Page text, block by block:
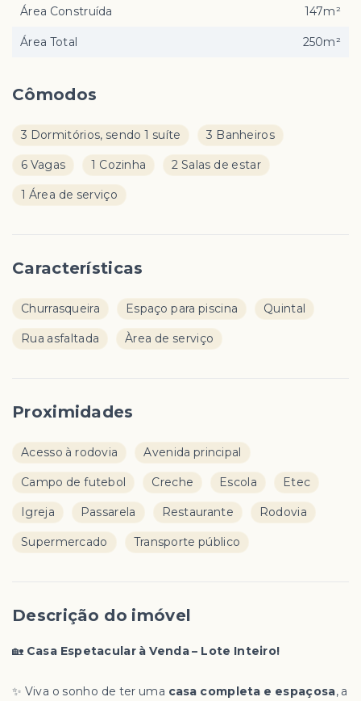
Cômodos
3 Dormitórios, sendo 1 suíte 3 Banheiros
6 Vagas 1 Cozinha 2 Salas de estar
1 Área de serviço
Características
Churrasqueira Espaço para piscina Quintal
Rua asfaltada Àrea de serviço
Proximidades
Acesso à rodovia Avenida principal
Campo de futebol Creche Escola Etec
Igreja Passarela Restaurante Rodovia
Supermercado Transporte público
Descrição do imóvel
🏡 Casa Espetacular à Venda – Lote Inteiro!
✨ Viva o sonho de ter uma casa completa e espaçosa, a
Área Construída 147m²
Área Total 250m²